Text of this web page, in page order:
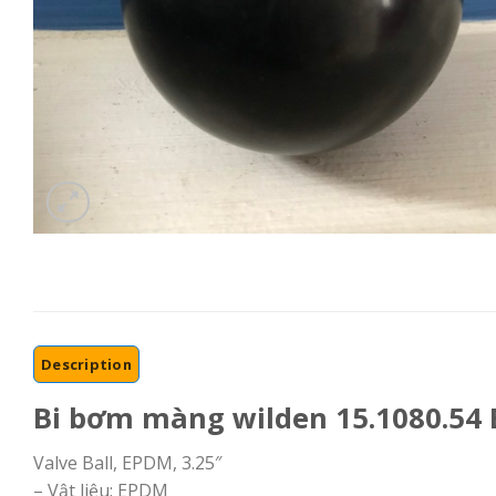
Description
Bi bơm màng wilden 15.1080.54
Valve Ball, EPDM, 3.25″
– Vật liệu: EPDM